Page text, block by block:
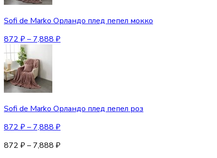
Sofi de Marko Орландо плед пепел мокко
872 ₽– 7,888 ₽
Sofi de Marko Орландо плед пепел роз
872 ₽– 7,888 ₽
872 ₽– 7,888 ₽